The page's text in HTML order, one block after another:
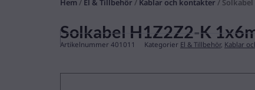
Hem / El & Tillbehör / Kablar och kontakter / Solkabel
Solkabel H1Z2Z2-K
Artikelnummer 401011 Kategorier El & Tillbehör, Kablar